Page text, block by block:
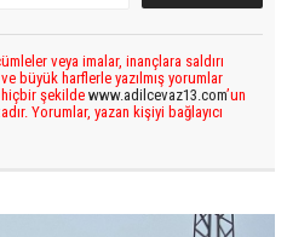
veya imalar, inançlara saldırı
büyük harflerle yazılmış yorumlar
hiçbir şekilde www.adilcevaz13.com’un
Yorumlar, yazan kişiyi bağlayıcı